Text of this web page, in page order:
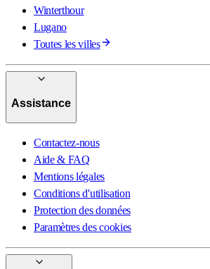
Winterthour
Lugano
Toutes les villes
Assistance
Contactez-nous
Aide & FAQ
Mentions légales
Conditions d'utilisation
Protection des données
Paramètres des cookies